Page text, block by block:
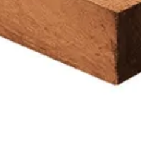
mooie donkerbruine kleur.
geschikt om in de grond of
originele kleur behoud.